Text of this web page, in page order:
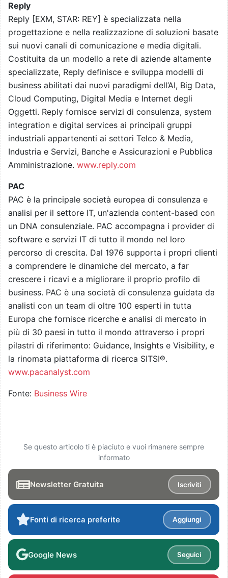
Reply
Reply [EXM, STAR: REY] è specializzata nella
progettazione e nella realizzazione di soluzioni basate
sui nuovi canali di comunicazione e media digitali.
Costituita da un modello a rete di aziende altamente
specializzate, Reply definisce e sviluppa modelli di
business abilitati dai nuovi paradigmi dell’AI, Big Data,
Cloud Computing, Digital Media e Internet degli
Oggetti. Reply fornisce servizi di consulenza, system
integration e digital services ai principali gruppi
industriali appartenenti ai settori Telco & Media,
Industria e Servizi, Banche e Assicurazioni e Pubblica
Amministrazione. www.reply.com
PAC
PAC è la principale società europea di consulenza e
analisi per il settore IT, un'azienda content-based con
un DNA consulenziale. PAC accompagna i provider di
software e servizi IT di tutto il mondo nel loro
percorso di crescita. Dal 1976 supporta i propri clienti
a comprendere le dinamiche del mercato, a far
crescere i ricavi e a migliorare il proprio profilo di
business. PAC è una società di consulenza guidata da
analisti con un team di oltre 100 esperti in tutta
Europa che fornisce ricerche e analisi di mercato in
più di 30 paesi in tutto il mondo attraverso i propri
pilastri di riferimento: Guidance, Insights e Visibility, e
la rinomata piattaforma di ricerca SITSI®.
www.pacanalyst.com
Fonte: Business Wire
Se questo articolo ti è piaciuto e vuoi rimanere sempre
informato
Newsletter Gratuita Iscriviti
Fonti di ricerca preferite Aggiungi
Google News Seguici